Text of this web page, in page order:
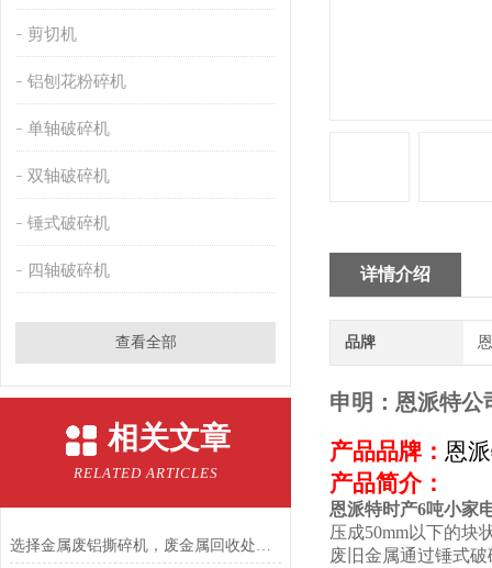
剪切机
铝刨花粉碎机
单轴破碎机
双轴破碎机
锤式破碎机
四轴破碎机
查看全部
相关文章
RELATED ARTICLES
选择金属废铝撕碎机，废金属回收处理不再是难题
详情介绍
品牌
申明：恩派特公
产品品牌： 恩
产品简介：
恩派特时产6吨小家
压成50mm以下的块
废旧金属通过锤式